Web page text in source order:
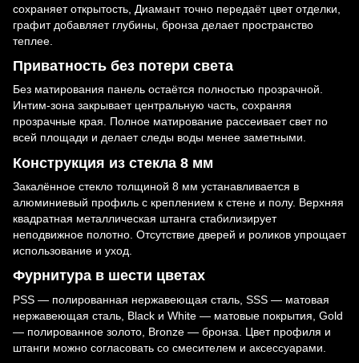
сохраняет открытость, Диамант точно передаёт цвет отделки,
графит добавляет глубины, бронза делает пространство
теплее.
Приватность без потери света
Без матирования панель остаётся полностью прозрачной.
Интим-зона закрывает центральную часть, сохраняя
прозрачные края. Полное матирование рассеивает свет по
всей площади и делает следы воды менее заметными.
Конструкция из стекла 8 мм
Закалённое стекло толщиной 8 мм устанавливается в
алюминиевый профиль с креплением к стене и полу. Верхняя
квадратная металлическая штанга стабилизирует
неподвижное полотно. Отсутствие дверей и роликов упрощает
использование и уход.
Фурнитура в шести цветах
PSS — полированная нержавеющая сталь, SSS — матовая
нержавеющая сталь, Black и White — матовые покрытия, Gold
— полированное золото, Bronze — бронза. Цвет профиля и
штанги можно согласовать со смесителем и аксессуарами.